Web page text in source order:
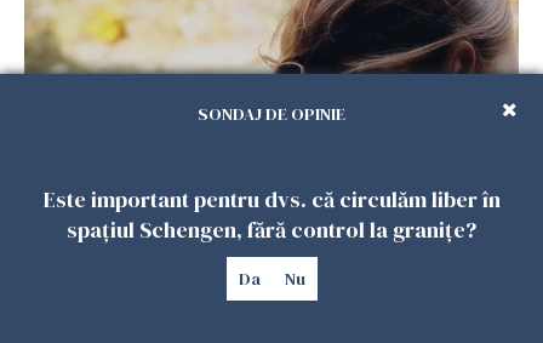
De ce dorul de casă rămâne atât de viu la
românii plecați în diaspora? Psiholog Radu
SONDAJ DE OPINIE
Este important pentru dvs. că circulăm liber în
spațiul Schengen, fără control la granițe?
Da Nu